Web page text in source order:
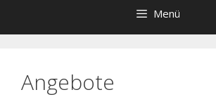
Menü
Angebote